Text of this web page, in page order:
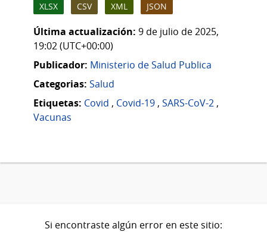
XLSX CSV XML JSON
Última actualización: 9 de julio de 2025,
19:02 (UTC+00:00)
Publicador: Ministerio de Salud Publica
Categorias: Salud
Etiquetas: Covid , Covid-19 , SARS-CoV-2 ,
Vacunas
Si encontraste algún error en este sitio: